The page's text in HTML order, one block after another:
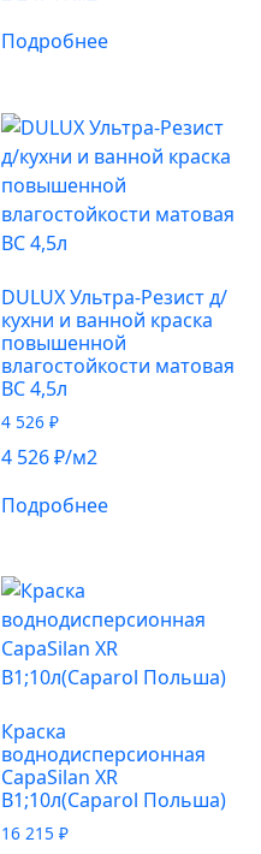
Подробнее
DULUX Ультра-Резист д/
кухни и ванной краска
повышенной
влагостойкости матовая
ВС 4,5л
4 526₽
4 526₽/м2
Подробнее
Краска
воднодисперсионная
CapaSilan XR
B1;10л(Caparol Польша)
16 215₽